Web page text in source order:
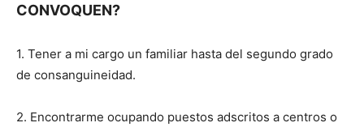
CONVOQUEN?
1. Tener a mi cargo un familiar hasta del segundo grado
de consanguineidad.
2. Encontrarme ocupando puestos adscritos a centros o